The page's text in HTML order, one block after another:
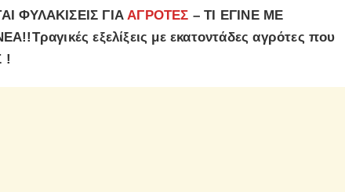
ΦΥΛΑΚΙΣΕΙΣ ΓΙΑΑΓΡΟΤΕΣ – ΤΙ ΕΓΙΝΕ ΜΕ
εξελίξεις με εκατοντάδες αγρότες που
!